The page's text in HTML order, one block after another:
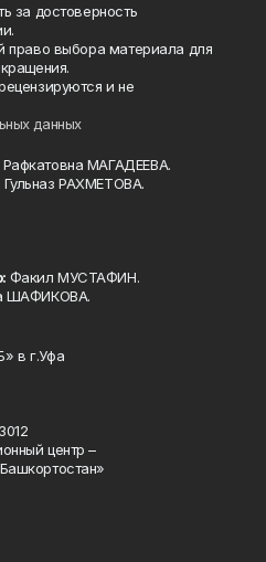
за достоверность
право выбора материала для
и не
данных
МАГАДЕЕВА.
Гульназ РАХМЕТОВА.
Факил МУСТАФИН.
ШАФИКОВА.
в г.Уфа
центр –